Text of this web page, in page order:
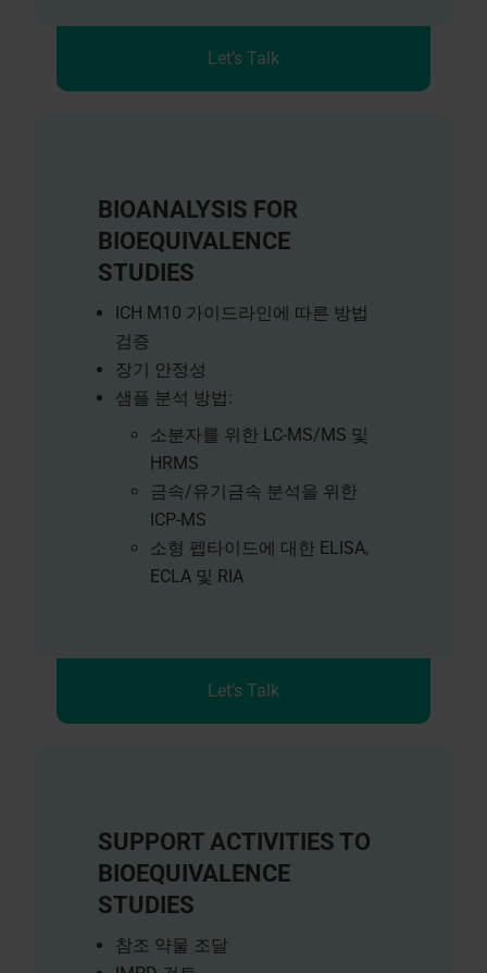
Let’s Talk
BIOANALYSIS FOR
BIOEQUIVALENCE
STUDIES
ICH M10 가이드라인에 따른 방법
검증
장기 안정성
샘플 분석 방법:
소분자를 위한 LC-MS/MS 및
HRMS
금속/유기금속 분석을 위한
ICP-MS
소형 펩타이드에 대한 ELISA,
ECLA 및 RIA
Let’s Talk
SUPPORT ACTIVITIES TO
BIOEQUIVALENCE
STUDIES
참조 약물 조달